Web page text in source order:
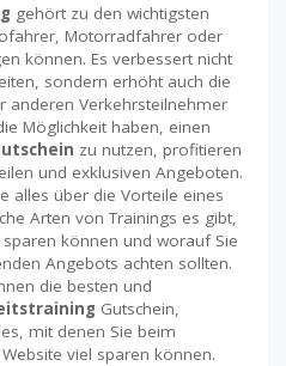
gehört zu den wichtigsten
Motorradfahrer oder
können. Es verbessert nicht
sondern erhöht auch die
anderen Verkehrsteilnehmer
Möglichkeit haben, einen
zu nutzen, profitieren
und exklusiven Angeboten.
alles über die Vorteile eines
Arten von Trainings es gibt,
können und worauf Sie
Angebots achten sollten.
die besten und
Gutschein,
mit denen Sie beim
viel sparen können.